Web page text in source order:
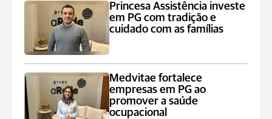
Princesa Assistência investe
em PG com tradição e
cuidado com as famílias
Medvitae fortalece
empresas em PG ao
promover a saúde
ocupacional